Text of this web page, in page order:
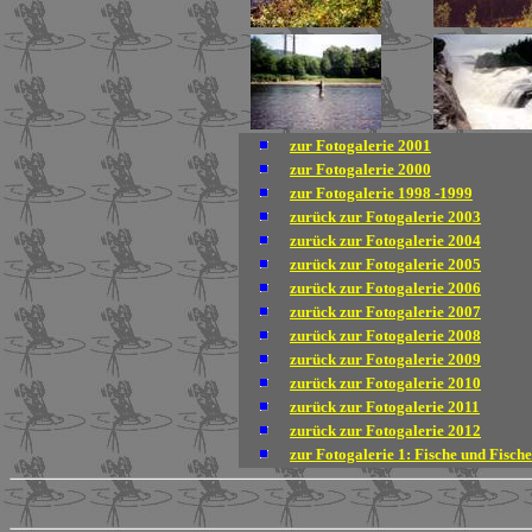
zur Fotogalerie 2001
zur Fotogalerie 2000
zur Fotogalerie 1998 -1999
zurück zur Fotogalerie 2003
zurück zur Fotogalerie 2004
zurück zur Fotogalerie 2005
zurück zur Fotogalerie 2006
zurück zur Fotogalerie 2007
zurück zur Fotogalerie 2008
zurück zur Fotogalerie 2009
zurück zur Fotogalerie 2010
zurück zur Fotogalerie 2011
zurück zur Fotogalerie 2012
zur Fotogalerie 1: Fische und